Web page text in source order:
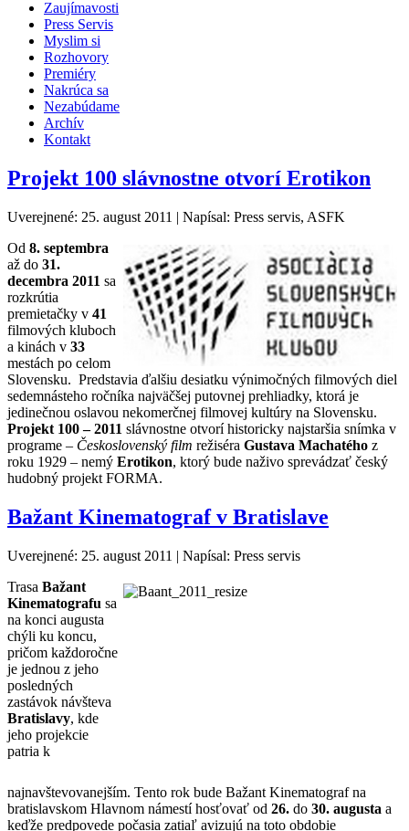
Zaujímavosti
Press Servis
Myslim si
Rozhovory
Premiéry
Nakrúca sa
Nezabúdame
Archív
Kontakt
Projekt 100 slávnostne otvorí Erotikon
Uverejnené: 25. august 2011 | Napísal: Press servis, ASFK
Od 8. septembra
až do 31.
decembra 2011 sa
rozkrútia
premietačky v 41
filmových kluboch
a kinách v 33
mestách po celom
Slovensku. Predstavia ďalšiu desiatku výnimočných filmových diel
sedemnásteho ročníka najväčšej putovnej prehliadky, ktorá je
jedinečnou oslavou nekomerčnej filmovej kultúry na Slovensku.
Projekt 100 – 2011 slávnostne otvorí historicky najstaršia snímka v
programe – Československý film režiséra Gustava Machatého z
roku 1929 – nemý Erotikon, ktorý bude naživo sprevádzať český
hudobný projekt FORMA.
Bažant Kinematograf v Bratislave
Uverejnené: 25. august 2011 | Napísal: Press servis
Trasa Bažant
Kinematografu sa
na konci augusta
chýli ku koncu,
pričom každoročne
je jednou z jeho
posledných
zastávok návšteva
Bratislavy, kde
jeho projekcie
patria k
najnavštevovanejším. Tento rok bude Bažant Kinematograf na
bratislavskom Hlavnom námestí hosťovať od 26. do 30. augusta a
keďže predpovede počasia zatiaľ avizujú na toto obdobie